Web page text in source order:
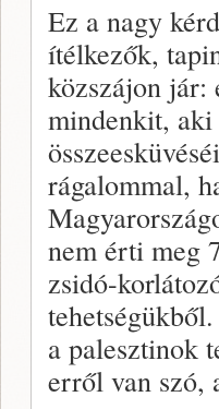
Ez a nagy
ítélkezők,
közszájon jár:
mindenkit, aki
rágalommal,
nem érti meg
zsidó-
a palesztinok
erről van szó,